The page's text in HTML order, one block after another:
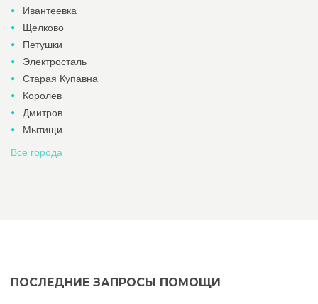
Ивантеевка
Щелково
Петушки
Электросталь
Старая Купавна
Королев
Дмитров
Мытищи
Все города
ПОСЛЕДНИЕ ЗАПРОСЫ ПОМОЩИ